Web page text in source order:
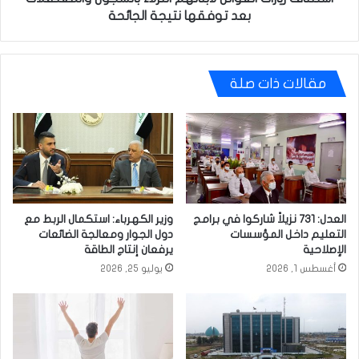
بعد توفقها نتيجة الجائحة
مقالات ذات صلة
العدل: 731 نزيلاً شاركوا في برامج
التعليم داخل المؤسسات
الإصلاحية
أغسطس 1, 2026
وزير الكهرباء: استكمال الربط مع
دول الجوار ومعالجة الضائعات
يرفعان إنتاج الطاقة
يوليو 25, 2026